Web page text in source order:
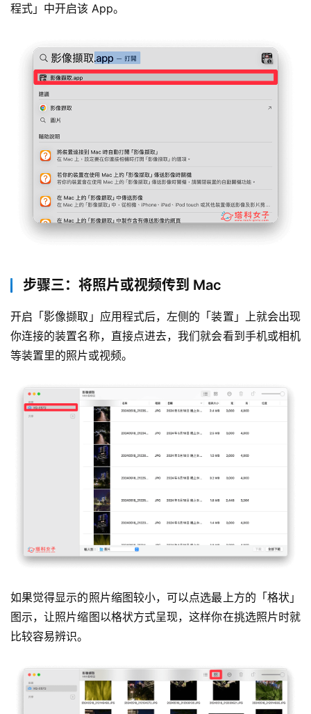
程式」中开启该 App。
步骤三：将照片或视频传到 Mac
开启「影像撷取」应用程式后，左侧的「装置」上就会出现
你连接的装置名称，直接点进去，我们就会看到手机或相机
等装置里的照片或视频。
如果觉得显示的照片缩图较小，可以点选最上方的「格状」
图示，让照片缩图以格状方式呈现，这样你在挑选照片时就
比较容易辨识。